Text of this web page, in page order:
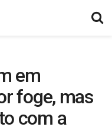
em
foge, mas
com a